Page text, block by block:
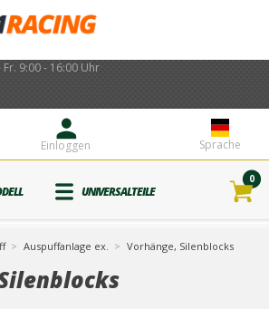
9:00 - 16:00 Uhr
Sprache
Einloggen
UNIVERSALTEILE
0
Auspuffanlage ex. Vorhänge, Silenblocks